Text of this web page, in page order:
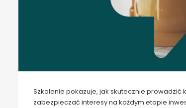
Szkolenie pokazuje, jak skutecznie
zabezpieczać interesy na każdym etapie